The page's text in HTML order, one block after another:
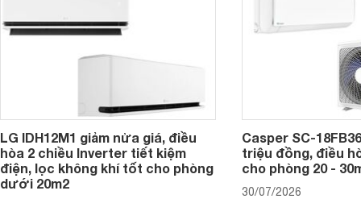
máy.
LG IDH12M1 giảm nửa giá, điều
hòa 2 chiều Inverter tiết kiệm
điện, lọc không khí tốt cho phòng
dưới 20m2
Casper SC-
triệu đồng, điều
cho phòng 20 -
30/07/2026